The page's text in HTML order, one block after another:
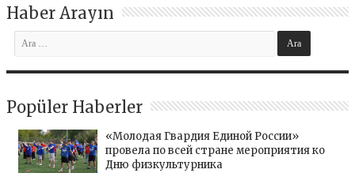
Haber Arayın
Popüler Haberler
«Молодая Гвардия Единой России»
провела по всей стране мероприятия ко
Дню физкультурника